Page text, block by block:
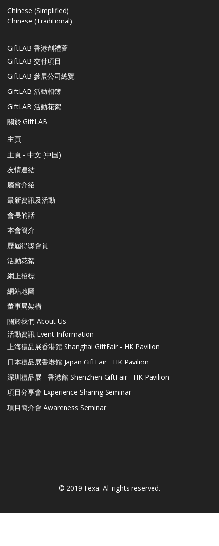
Chinese (Simplified)
Chinese (Traditional)
GiftLAB 香港創禮薈
GiftLAB 交付項目
GiftLAB 參展公司總覽
GiftLAB 活動相簿
GiftLAB 活動花絮
關於 GiftLAB
主頁
主頁 - 中文 (中国)
友情連結
屬會介紹
最新資訊及活動
會長的話
本會簡介
歷屆得獎會員
活動花絮
網上招標
網站地圖
董事局架構
關於我們 About Us
活動資訊 Event Information
上海禮品展香港館 Shanghai GiftFair - HK Pavilion
日本禮品展香港館 Japan GiftFair - HK Pavilion
深圳禮品展 - 香港館 ShenZhen GiftFair - HK Pavilion
項目分享會 Experience Sharing Seminar
項目簡介會 Awareness Seminar
© 2019 Fexa. All rights reserved.